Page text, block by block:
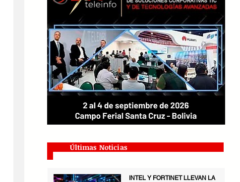
Últimas Noticias
INTEL Y FORTINET LLEVAN LA